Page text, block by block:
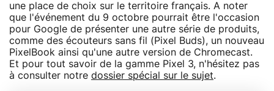
une place de choix sur le territoire français. A noter
que l'événement du 9 octobre pourrait être l'occasion
pour Google de présenter une autre série de produits,
comme des écouteurs sans fil (Pixel Buds), un nouveau
PixelBook ainsi qu'une autre version de Chromecast.
Et pour tout savoir de la gamme Pixel 3, n'hésitez pas
à consulter notre dossier spécial sur le sujet.